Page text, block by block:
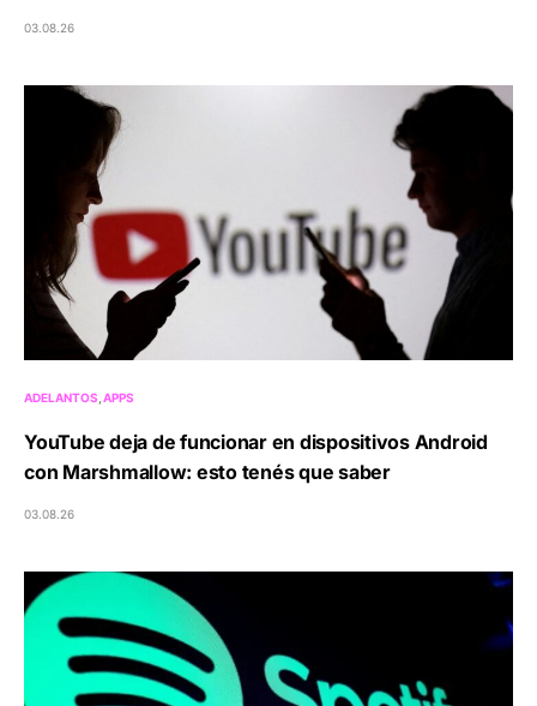
03.08.26
ADELANTOS APPS
YouTube deja de funcionar en dispositivos Android
con Marshmallow: esto tenés que saber
03.08.26